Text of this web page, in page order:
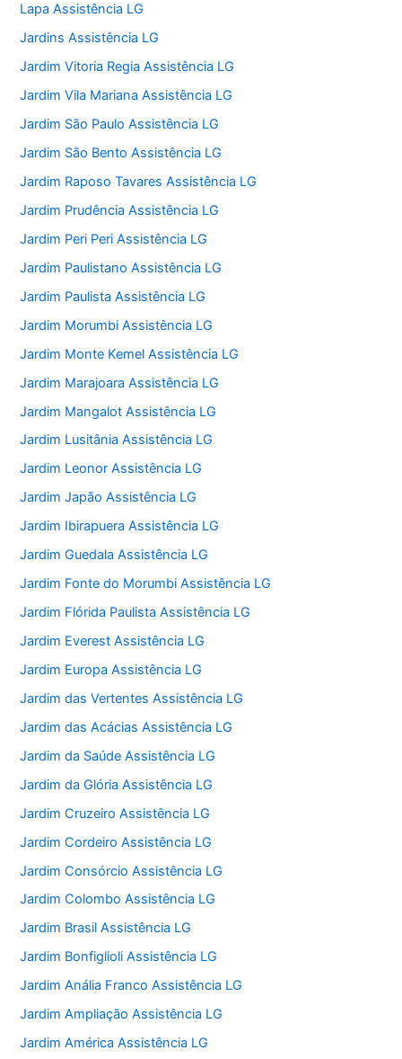
Lapa Assistência LG
Jardins Assistência LG
Jardim Vitoria Regia Assistência LG
Jardim Vila Mariana Assistência LG
Jardim São Paulo Assistência LG
Jardim São Bento Assistência LG
Jardim Raposo Tavares Assistência LG
Jardim Prudência Assistência LG
Jardim Peri Peri Assistência LG
Jardim Paulistano Assistência LG
Jardim Paulista Assistência LG
Jardim Morumbi Assistência LG
Jardim Monte Kemel Assistência LG
Jardim Marajoara Assistência LG
Jardim Mangalot Assistência LG
Jardim Lusitânia Assistência LG
Jardim Leonor Assistência LG
Jardim Japão Assistência LG
Jardim Ibirapuera Assistência LG
Jardim Guedala Assistência LG
Jardim Fonte do Morumbi Assistência LG
Jardim Flórida Paulista Assistência LG
Jardim Everest Assistência LG
Jardim Europa Assistência LG
Jardim das Vertentes Assistência LG
Jardim das Acácias Assistência LG
Jardim da Saúde Assistência LG
Jardim da Glória Assistência LG
Jardim Cruzeiro Assistência LG
Jardim Cordeiro Assistência LG
Jardim Consórcio Assistência LG
Jardim Colombo Assistência LG
Jardim Brasil Assistência LG
Jardim Bonfiglioli Assistência LG
Jardim Anália Franco Assistência LG
Jardim Ampliação Assistência LG
Jardim América Assistência LG